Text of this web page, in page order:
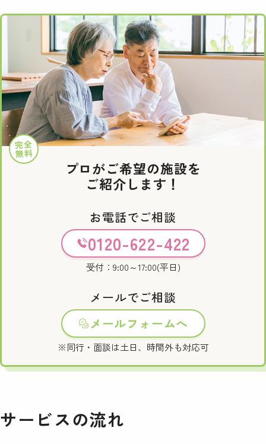
完全
無料
プロがご希望の施設を
ご紹介します！
お電話でご相談
0120-622-422
受付：9:00～17:00(平日)
メールでご相談
メールフォームへ
※同行・面談は土日、時間外も対応可
サービスの流れ